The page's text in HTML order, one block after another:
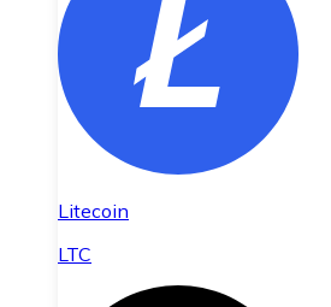
Litecoin
LTC